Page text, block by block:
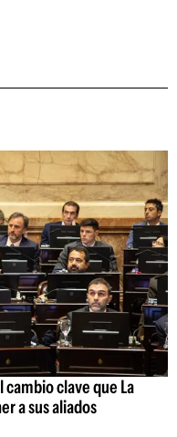
clave que La
a sus aliados